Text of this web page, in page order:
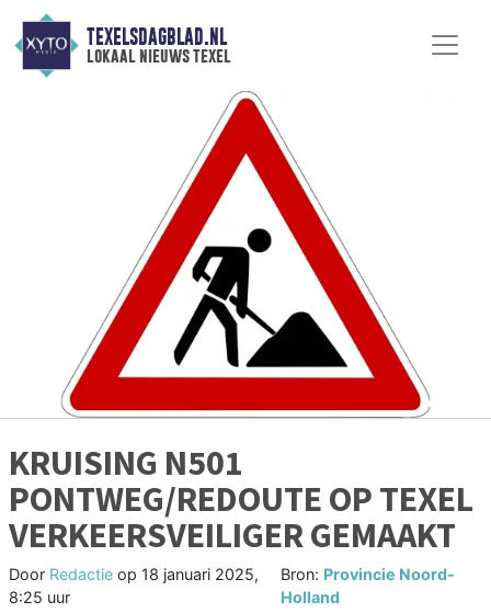
TEXELSDAGBLAD.NL
lokaal nieuws texel
KRUISING N501
PONTWEG/REDOUTE OP TEXEL
VERKEERSVEILIGER GEMAAKT
Door Redactie op 18 januari 2025,
8:25 uur
Bron: Provincie Noord-
Holland